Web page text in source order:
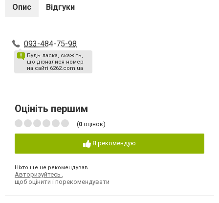
Опис Відгуки
093-484-75-98
Будь ласка, скажіть,
що дізналися номер
на сайті 6262.com.ua
Оцініть першим
(0 оцінок)
Я рекомендую
Ніхто ще не рекомендував
Авторизуйтесь
щоб оцінити і порекомендувати